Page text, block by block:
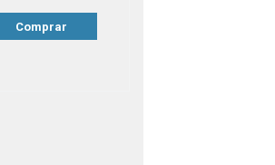
Comprar